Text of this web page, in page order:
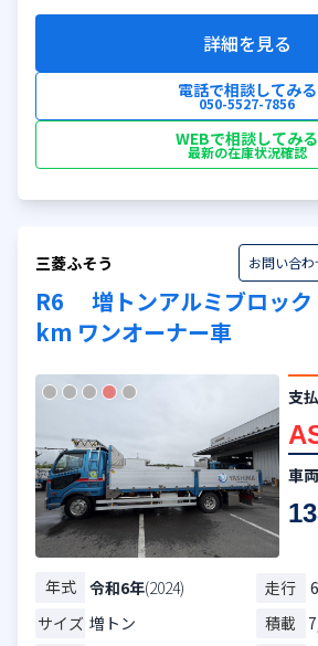
詳細を見る
電話で相談してみる
050-5527-7856
WEBで相談してみる
最新の在庫状況確認
三菱ふそう お問い合
R6 増トンアルミブロック
km ワンオーナー車
支
車
年式 令和6年(2024) 走行
サイズ 増トン 積載